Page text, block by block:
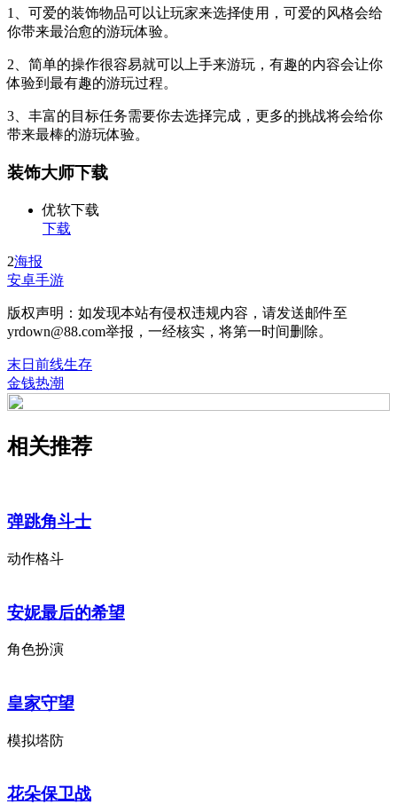
1、可爱的装饰物品可以让玩家来选择使用，可爱的风格会给
你带来最治愈的游玩体验。
2、简单的操作很容易就可以上手来游玩，有趣的内容会让你
体验到最有趣的游玩过程。
3、丰富的目标任务需要你去选择完成，更多的挑战将会给你
带来最棒的游玩体验。
装饰大师下载
优软下载
下载
2海报
安卓手游
版权声明：如发现本站有侵权违规内容，请发送邮件至
yrdown@88.com举报，一经核实，将第一时间删除。
末日前线生存
金钱热潮
相关推荐
弹跳角斗士
动作格斗
安妮最后的希望
角色扮演
皇家守望
模拟塔防
花朵保卫战